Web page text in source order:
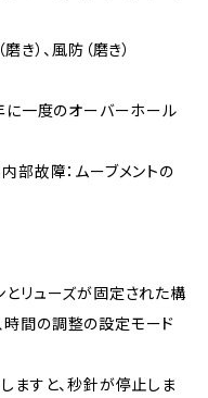
き）、風防（磨き）
に一度のオーバーホール
部故障：ムーブメントの
とリューズが固定された構
時間の調整の設定モード
ますと、秒針が停止しま